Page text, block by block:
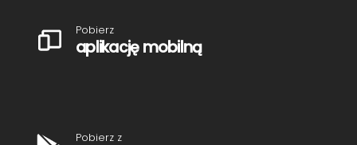
Pobierz
aplikację mobilną
Pobierz z